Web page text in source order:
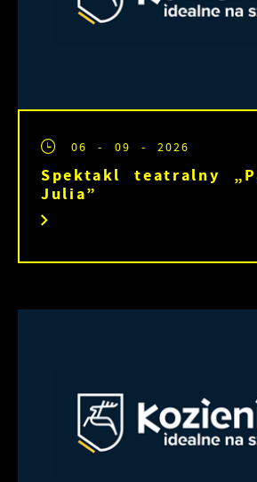
06 - 09 - 2026
Spektakl teatralny
Julia”